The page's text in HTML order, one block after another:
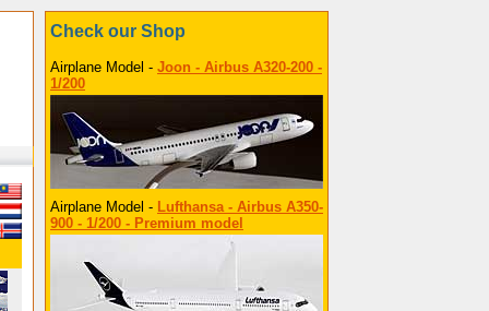
Check our Shop
Airplane Model - Joon - Airbus A320-200 -
1/200
Airplane Model - Lufthansa - Airbus A350-
900 - 1/200 - Premium model